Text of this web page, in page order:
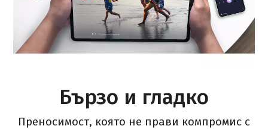
Бързо и гладко
Преносимост, която не прави компромис с